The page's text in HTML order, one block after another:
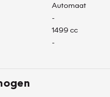
Automaat
-
1499 cc
-